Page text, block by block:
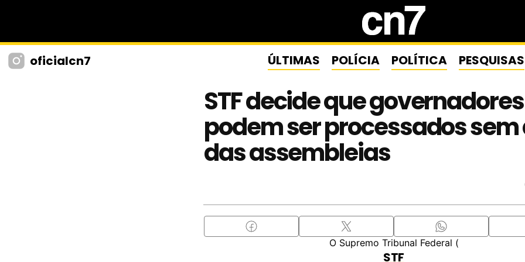
oficialcn7 ÚLTIMAS POLÍCIA POLÍTICA PESQUISAS
STF decide que governadores
podem ser processados
das assembleias
O Supremo Tribunal Federal (
STF